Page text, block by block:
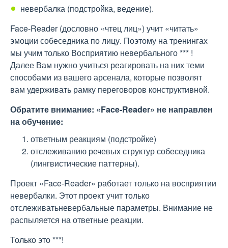
невербалка (подстройка, ведение).
Face-Reader (дословно «чтец лиц») учит «читать»
эмоции собеседника по лицу. Поэтому на тренингах
мы учим только Восприятию невербального *** !
Далее Вам нужно учиться реагировать на них теми
способами из вашего арсенала, которые позволят
вам удерживать рамку переговоров конструктивной.
Обратите внимание: «Face-Reader» не направлен
на обучение:
ответным реакциям (подстройке)
отслеживанию речевых структур собеседника
(лингвистические паттерны).
Проект «Face-Reader» работает только на восприятии
невербалки. Этот проект учит только
отслеживатьневербальные параметры. Внимание не
распыляется на ответные реакции.
Только это ***!